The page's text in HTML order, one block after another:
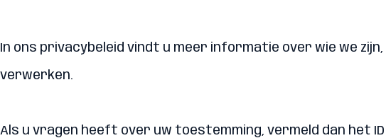
In ons privacybeleid vindt u meer informatie over wie we
verwerken.
Als u vragen heeft over uw toestemming, vermeld dan het